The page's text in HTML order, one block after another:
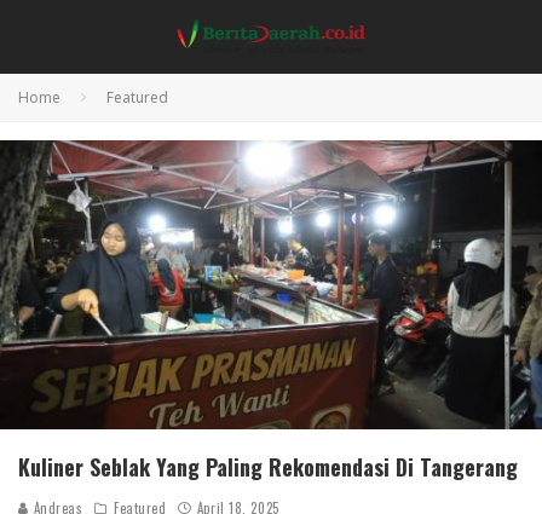
Home Featured
Kuliner Seblak Yang Paling Rekomendasi Di Tangerang
Andreas Featured April 18, 2025